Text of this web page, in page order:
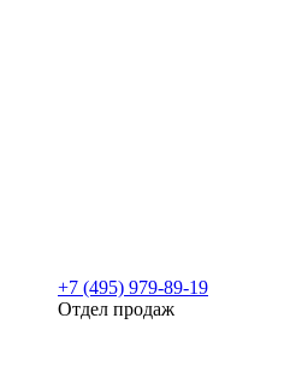
+7 (495) 979-89-19
Отдел продаж